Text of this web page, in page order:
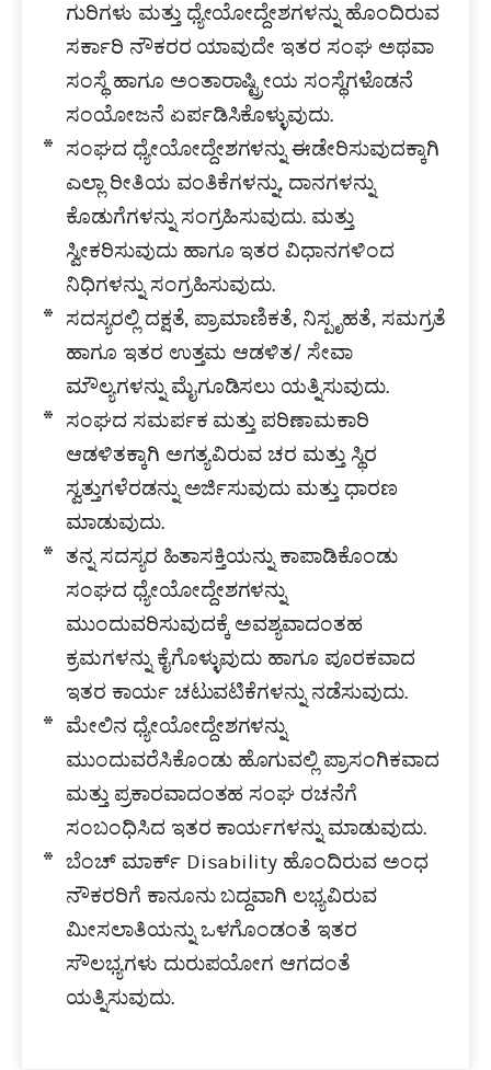
ಗುರಿಗಳು ಮತ್ತು ಧ್ಯೇಯೋದ್ದೇಶಗಳನ್ನು ಹೊಂದಿರುವ
ಸರ್ಕಾರಿ ನೌಕರರ ಯಾವುದೇ ಇತರ ಸಂಘ ಅಥವಾ
ಸಂಸ್ಥೆ ಹಾಗೂ ಅಂತಾರಾಷ್ಟ್ರೀಯ ಸಂಸ್ಥೆಗಳೊಡನೆ
ಸಂಯೋಜನೆ ಏರ್ಪಡಿಸಿಕೊಳ್ಳುವುದು.
ಸಂಘದ ಧ್ಯೇಯೋದ್ದೇಶಗಳನ್ನು ಈಡೇರಿಸುವುದಕ್ಕಾಗಿ
ಎಲ್ಲಾ ರೀತಿಯ ವಂತಿಕೆಗಳನ್ನು, ದಾನಗಳನ್ನು
ಕೊಡುಗೆಗಳನ್ನು ಸಂಗ್ರಹಿಸುವುದು. ಮತ್ತು
ಸ್ವೀಕರಿಸುವುದು ಹಾಗೂ ಇತರ ವಿಧಾನಗಳಿಂದ
ನಿಧಿಗಳನ್ನು ಸಂಗ್ರಹಿಸುವುದು.
ಸದಸ್ಯರಲ್ಲಿ ದಕ್ಷತೆ, ಪ್ರಾಮಾಣಿಕತೆ, ನಿಸ್ಪೃಹತೆ, ಸಮಗ್ರತೆ
ಹಾಗೂ ಇತರ ಉತ್ತಮ ಆಡಳಿತ/ ಸೇವಾ
ಮೌಲ್ಯಗಳನ್ನು ಮೈಗೂಡಿಸಲು ಯತ್ನಿಸುವುದು.
ಸಂಘದ ಸಮರ್ಪಕ ಮತ್ತು ಪರಿಣಾಮಕಾರಿ
ಆಡಳಿತಕ್ಕಾಗಿ ಅಗತ್ಯವಿರುವ ಚರ ಮತ್ತು ಸ್ಥಿರ
ಸ್ವತ್ತುಗಳೆರಡನ್ನು ಅರ್ಜಿಸುವುದು ಮತ್ತು ಧಾರಣ
ಮಾಡುವುದು.
ತನ್ನ ಸದಸ್ಯರ ಹಿತಾಸಕ್ತಿಯನ್ನು ಕಾಪಾಡಿಕೊಂಡು
ಸಂಘದ ಧ್ಯೇಯೋದ್ದೇಶಗಳನ್ನು
ಮುಂದುವರಿಸುವುದಕ್ಕೆ ಅವಶ್ಯವಾದಂತಹ
ಕ್ರಮಗಳನ್ನು ಕೈಗೊಳ್ಳುವುದು ಹಾಗೂ ಪೂರಕವಾದ
ಇತರ ಕಾರ್ಯ ಚಟುವಟಿಕೆಗಳನ್ನು ನಡೆಸುವುದು.
ಮೇಲಿನ ಧ್ಯೇಯೋದ್ದೇಶಗಳನ್ನು
ಮುಂದುವರೆಸಿಕೊಂಡು ಹೊಗುವಲ್ಲಿ ಪ್ರಾಸಂಗಿಕವಾದ
ಮತ್ತು ಪ್ರಕಾರವಾದಂತಹ ಸಂಘ ರಚನೆಗೆ
ಸಂಬಂಧಿಸಿದ ಇತರ ಕಾರ್ಯಗಳನ್ನು ಮಾಡುವುದು.
ಬೆಂಚ್ ಮಾರ್ಕ್ Disability ಹೊಂದಿರುವ ಅಂಧ
ನೌಕರರಿಗೆ ಕಾನೂನು ಬದ್ದವಾಗಿ ಲಭ್ಯವಿರುವ
ಮೀಸಲಾತಿಯನ್ನು ಒಳಗೊಂಡಂತೆ ಇತರ
ಸೌಲಭ್ಯಗಳು ದುರುಪಯೋಗ ಆಗದಂತೆ
ಯತ್ನಿಸುವುದು.